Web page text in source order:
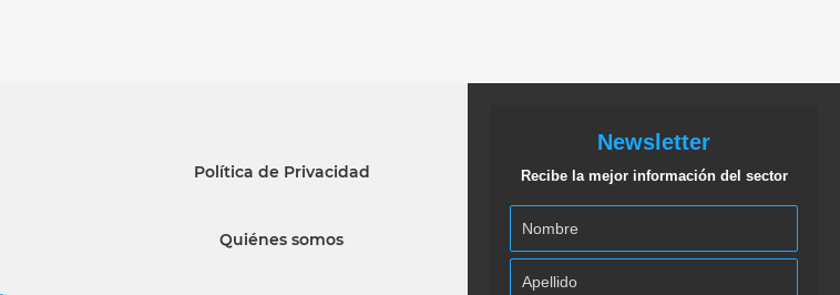
Política de Privacidad
Quiénes somos
Newsletter
Recibe la mejor información del sector